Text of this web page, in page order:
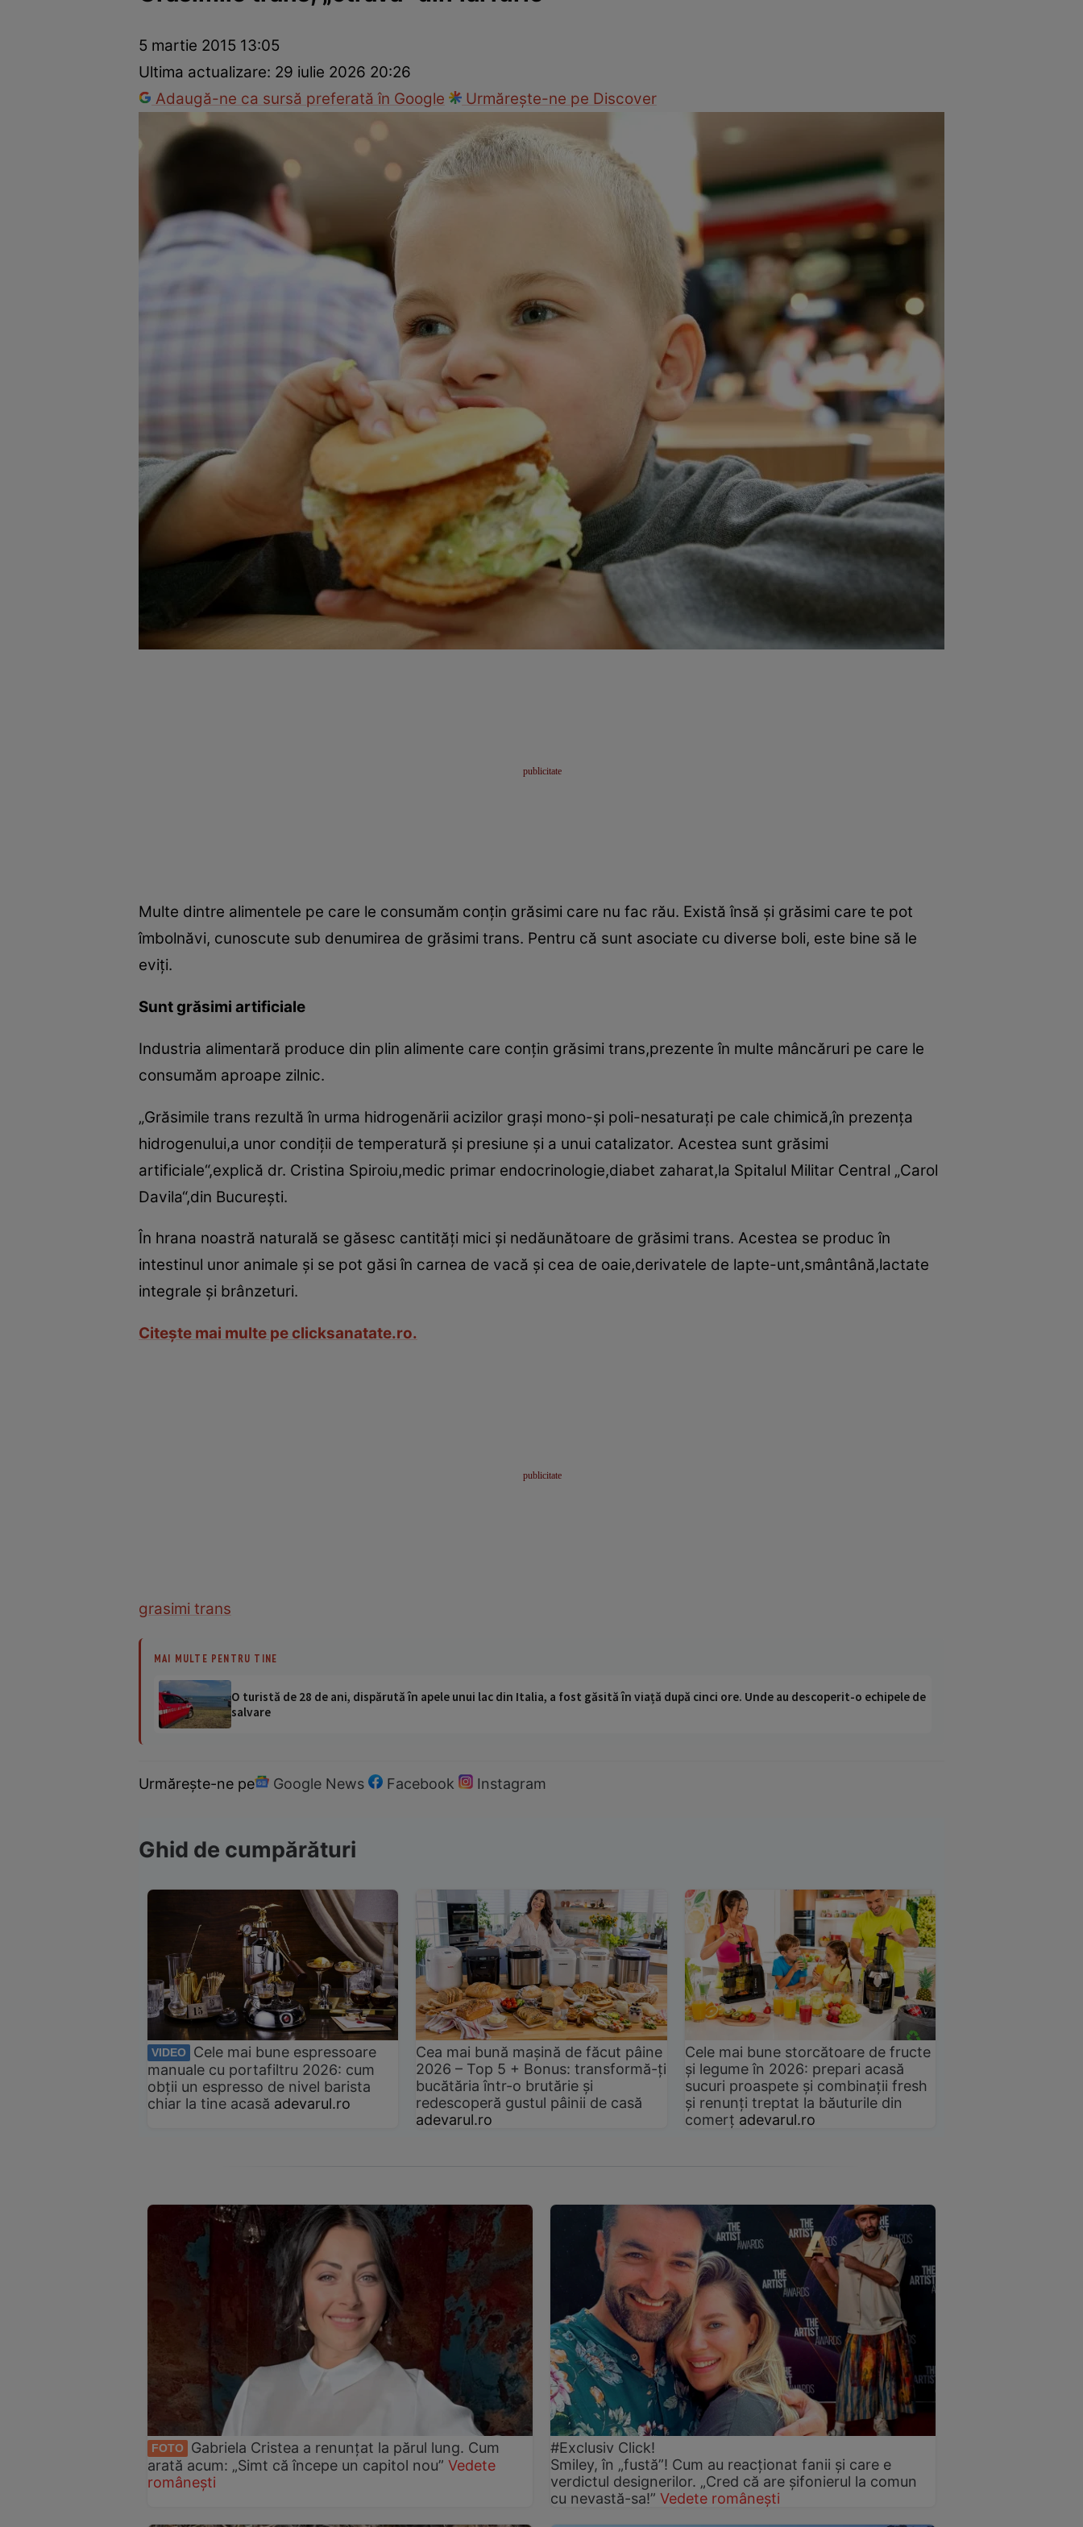
Dezvoltare personalăÎngrijire personalăCasă și grădină
5 martie 2015 13:05
Ultima actualizare: 29 iulie 2026 20:26
Adaugă-ne ca sursă preferată în Google
Urmărește-ne pe Discover
Multe dintre alimentele pe care le consumăm conţin grăsimi care nu fac rău. Există însă şi grăsimi care te pot
îmbolnăvi, cunoscute sub denumirea de grăsimi trans. Pentru că sunt asociate cu diverse boli, este bine să le
eviţi.
Sunt grăsimi artificiale
Industria alimentară produce din plin alimente care conţin grăsimi trans,prezente în multe mâncăruri pe care le
consumăm aproape zilnic.
„Grăsimile trans rezultă în urma hidrogenării acizilor graşi mono-şi poli-nesaturaţi pe cale chimică,în prezenţa
hidrogenului,a unor condiţii de temperatură şi presiune şi a unui catalizator. Acestea sunt grăsimi
artificiale“,explică dr. Cristina Spiroiu,medic primar endocrinologie,diabet zaharat,la Spitalul Militar Central „Carol
Davila“,din Bucureşti.
În hrana noastră naturală se găsesc cantităţi mici şi nedăunătoare de grăsimi trans. Acestea se produc în
intestinul unor animale şi se pot găsi în carnea de vacă şi cea de oaie,derivatele de lapte-unt,smântână,lactate
integrale şi brânzeturi.
Citeşte mai multe pe clicksanatate.ro.
grasimi trans
MAI MULTE PENTRU TINE
O turistă de 28 de ani, dispărută în apele unui lac din Italia, a fost găsită în viață după cinci ore. Unde au descoperit-o echipele de
salvare
Urmărește-ne pe Google News Facebook Instagram
Ghid de cumpărături
VIDEO
Cele mai bune espressoare
manuale cu portafiltru 2026: cum
obții un espresso de nivel barista
chiar la tine acasă adevarul.ro
Cea mai bună mașină de făcut pâine
2026 – Top 5 + Bonus: transformă-ți
bucătăria într-o brutărie și
redescoperă gustul pâinii de casă
adevarul.ro
Cele mai bune storcătoare de fructe
și legume în 2026: prepari acasă
sucuri proaspete și combinații fresh
și renunți treptat la băuturile din
comerț adevarul.ro
FOTO
Gabriela Cristea a renunțat la părul lung. Cum
arată acum: „Simt că începe un capitol nou” Vedete
românești
#Exclusiv Click!
Smiley, în „fustă”! Cum au reacționat fanii și care e
verdictul designerilor. „Cred că are șifonierul la comun
cu nevastă-sa!” Vedete românești